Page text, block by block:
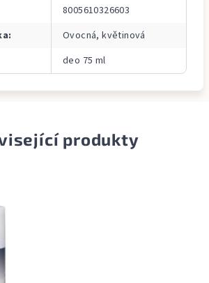
8005610326603
:
Ovocná, květinová
deo 75 ml
produkty